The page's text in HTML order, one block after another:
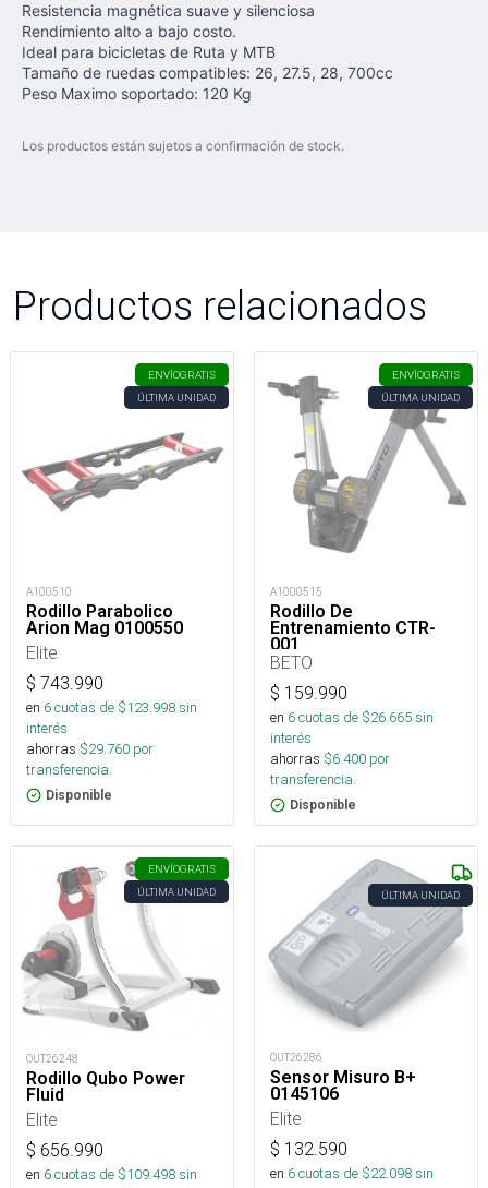
Resistencia magnética suave y silenciosa
Rendimiento alto a bajo costo.
Ideal para bicicletas de Ruta y MTB
Tamaño de ruedas compatibles: 26, 27.5, 28, 700cc
Peso Maximo soportado: 120 Kg
Los productos están sujetos a confirmación de stock.
Productos relacionados
ENVÍOGRATIS
ÚLTIMA UNIDAD
A100510
Rodillo Parabolico
Arion Mag 0100550
Elite
$ 743.990
en 6cuotas de $123.998sin
interés
ahorras $29.760 por
transferencia.
Disponible
ENVÍOGRATIS
ÚLTIMA UNIDAD
A1000515
Rodillo De
Entrenamiento CTR-
001
BETO
$ 159.990
en 6cuotas de $26.665sin
interés
ahorras $6.400 por
transferencia.
Disponible
ENVÍOGRATIS
ÚLTIMA UNIDAD
OUT26248
Rodillo Qubo Power
Fluid
Elite
$ 656.990
en 6cuotas de $109.498sin
ÚLTIMA UNIDAD
OUT26286
Sensor Misuro B+
0145106
Elite
$ 132.590
en 6cuotas de $22.098sin